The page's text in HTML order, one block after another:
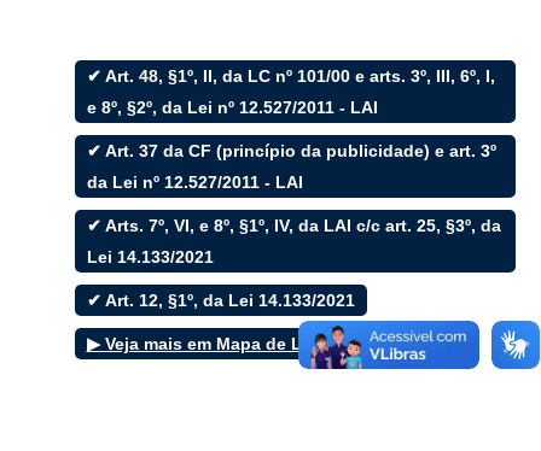
Filtrar por todos
Acesso à Informação
Cidadão
Empresas
Fotos
Notícias
Secretarias
Servidor
Transparência
Turistas
Videos
Áudios
✔ Art. 48, §1º, II, da LC nº 101/00 e arts. 3º, III, 6º, I,
e 8º, §2º, da Lei nº 12.527/2011 - LAI
✔ Art. 37 da CF (princípio da publicidade) e art. 3º
da Lei nº 12.527/2011 - LAI
✔ Arts. 7º, VI, e 8º, §1º, IV, da LAI c/c art. 25, §3º, da
Lei 14.133/2021
✔ Art. 12, §1º, da Lei 14.133/2021
▶ Veja mais em Mapa de Leis